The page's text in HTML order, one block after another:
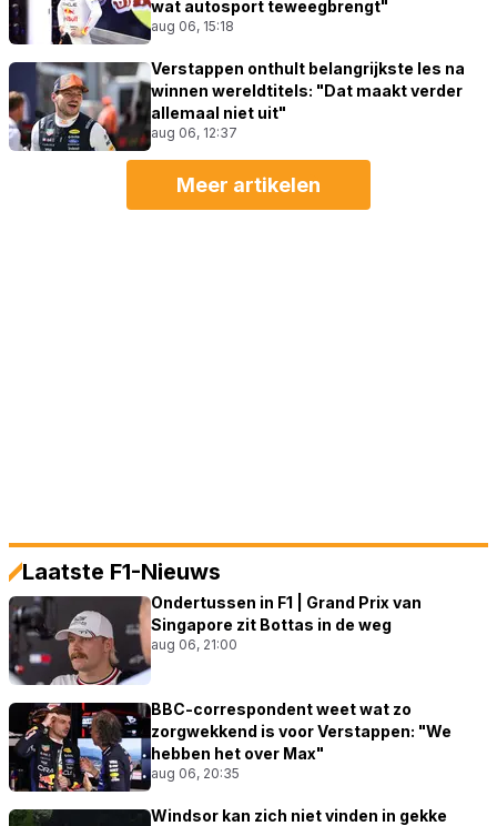
wat autosport teweegbrengt"
aug 06, 15:18
Verstappen onthult belangrijkste les na
winnen wereldtitels: "Dat maakt verder
allemaal niet uit"
aug 06, 12:37
Meer artikelen
Laatste F1-Nieuws
Ondertussen in F1 | Grand Prix van
Singapore zit Bottas in de weg
aug 06, 21:00
BBC-correspondent weet wat zo
zorgwekkend is voor Verstappen: "We
hebben het over Max"
aug 06, 20:35
Windsor kan zich niet vinden in gekke